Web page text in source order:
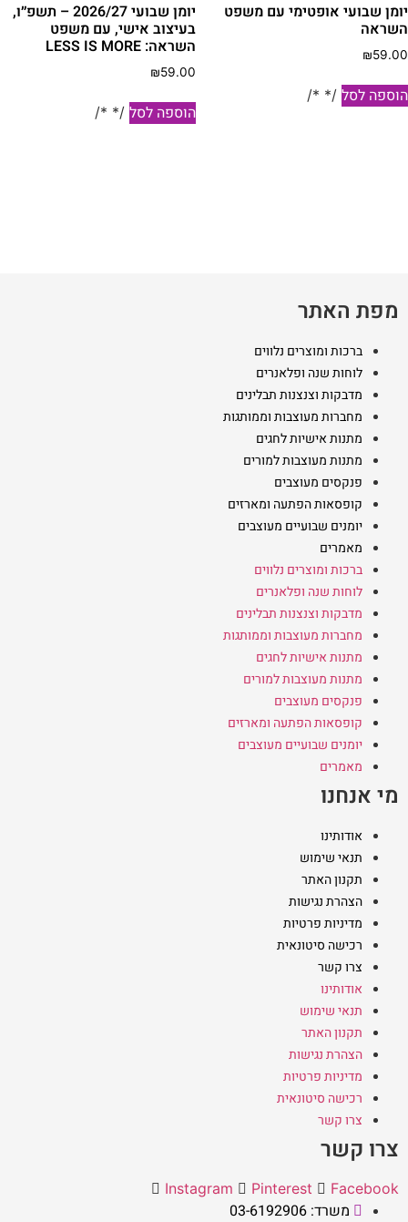
שבועי אופטימי עם משפט
₪
לסל /* */
יומן שבועי 2026/27 – תשפ״ו,
בעיצוב אישי, עם משפט
השראה: LESS IS MORE
₪59.00
הוספה לסל /* */
מפת האתר
ברכות ומוצרים נלווים
לוחות שנה ופלאנרים
מדבקות וצנצנות תבלינים
מחברות מעוצבות וממותגות
מתנות אישיות לחגים
מתנות מעוצבות למורים
פנקסים מעוצבים
קופסאות הפתעה ומארזים
יומנים שבועיים מעוצבים
מאמרים
ברכות ומוצרים נלווים
לוחות שנה ופלאנרים
מדבקות וצנצנות תבלינים
מחברות מעוצבות וממותגות
מתנות אישיות לחגים
מתנות מעוצבות למורים
פנקסים מעוצבים
קופסאות הפתעה ומארזים
יומנים שבועיים מעוצבים
מאמרים
מי אנחנו
אודותינו
תנאי שימוש
תקנון האתר
הצהרת נגישות
מדיניות פרטיות
רכישה סיטונאית
צרו קשר
אודותינו
תנאי שימוש
תקנון האתר
הצהרת נגישות
מדיניות פרטיות
רכישה סיטונאית
צרו קשר
צרו קשר
Instagram Pinterest Facebook
משרד: 03-6192906